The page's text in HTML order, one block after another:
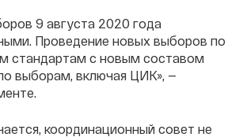
9 августа 2020 года
Проведение новых выборов по
стандартам с новым составом
выборам, включая ЦИК», —
координационный совет не